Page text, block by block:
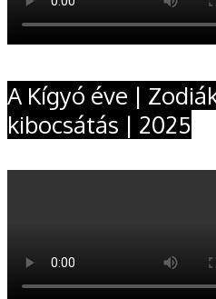
A Kígyó éve |
kibocsátás | 2025